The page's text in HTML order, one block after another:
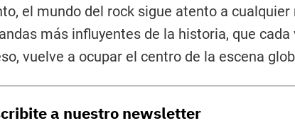
el mundo del rock sigue atento a
más influyentes de la historia, que cada
vuelve a ocupar el centro de la escena
a nuestro newsletter